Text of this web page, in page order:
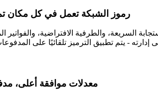
رموز الشبكة تعمل في كل مكان
السريعة، والطرفية الافتراضية، والفواتير
معدلات موافقة أعلى،